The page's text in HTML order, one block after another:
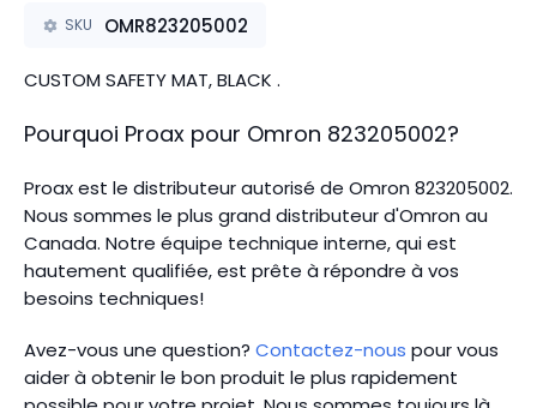
SKU OMR823205002
CUSTOM SAFETY MAT, BLACK .
Pourquoi Proax pour Omron 823205002?
Proax est le distributeur autorisé de Omron 823205002.
Nous sommes le plus grand distributeur d'Omron au
Canada. Notre équipe technique interne, qui est
hautement qualifiée, est prête à répondre à vos
besoins techniques!
Avez-vous une question? Contactez-nous pour vous
aider à obtenir le bon produit le plus rapidement